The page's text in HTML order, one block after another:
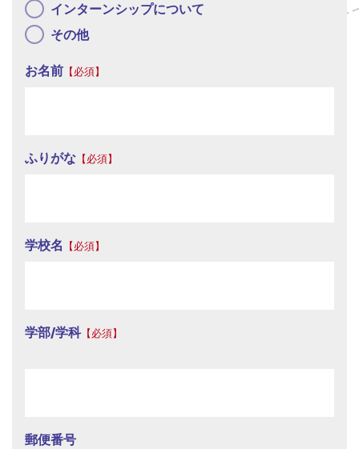
インターンシップについて
その他
お名前 【必須】
ふりがな 【必須】
学校名 【必須】
学部/学科【必須】
郵便番号